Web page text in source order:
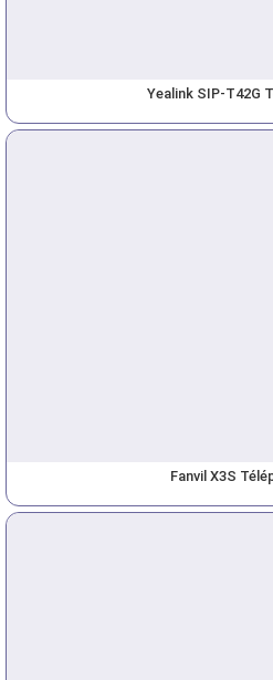
Yealink SIP-T42G
Fanvil X3S